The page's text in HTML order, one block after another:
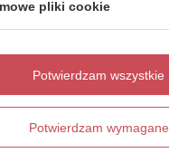
zdjęcie produktu:
pliki cookie
Potwierdzam wymagane
Potwierdzam wszystkie